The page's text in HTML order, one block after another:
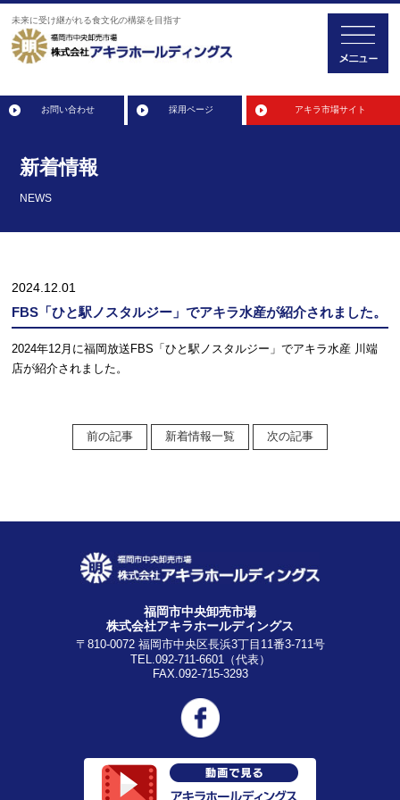
未来に受け継がれる食文化の構築を目指す
お問い合わせ 採用ページ アキラ市場サイト
新着情報
NEWS
2024.12.01
FBS「ひと駅ノスタルジー」でアキラ水産が紹介されました。
2024年12月に福岡放送FBS「ひと駅ノスタルジー」でアキラ水産 川端
店が紹介されました。
前の記事 新着情報一覧 次の記事
福岡市中央卸売市場
株式会社アキラホールディングス
〒810-0072 福岡市中央区長浜3丁目11番3-711号
TEL.092-711-6601（代表）
FAX.092-715-3293